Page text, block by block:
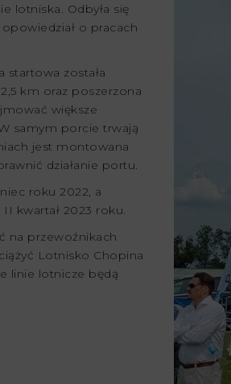
lotniska. Odbyła się
o pracach
startowa została
km oraz poszerzona
większe
samym porcie trwają
jest montowana
działanie portu.
roku 2022, a
kwartał 2023 roku.
na przewoźnikach
Lotnisko Chopina
linie lotnicze będą